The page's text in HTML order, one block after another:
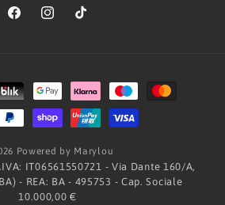
FacebookInstagramTikTok
Metodi
di
pagamento
Powered by Marylou
IT06561550721 - Via Dante 160/A,
- REA: BA - 495753 - Cap. Sociale
10.000,00 €